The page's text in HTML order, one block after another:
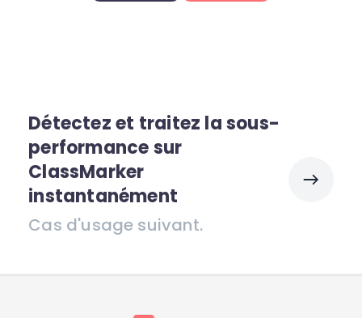
Détectez et traitez la sous-
performance sur
ClassMarker
instantanément
Cas d'usage suivant.